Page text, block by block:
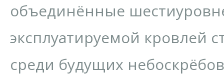
объединённые
эксплуатируемой кровлей
среди будущих